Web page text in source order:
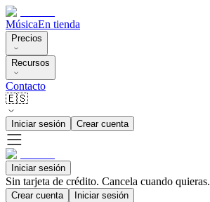
MúsicaEn tienda
Precios
Recursos
Contacto
🇪🇸
Iniciar sesión Crear cuenta
Iniciar sesión
Sin tarjeta de crédito. Cancela cuando quieras.
Crear cuenta Iniciar sesión